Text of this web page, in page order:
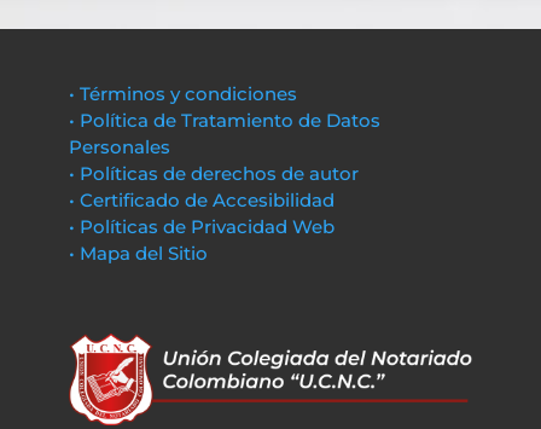
• Términos y condiciones
• Política de Tratamiento de Datos
Personales
• Políticas de derechos de autor
• Certificado de Accesibilidad
• Políticas de Privacidad Web
• Mapa del Sitio